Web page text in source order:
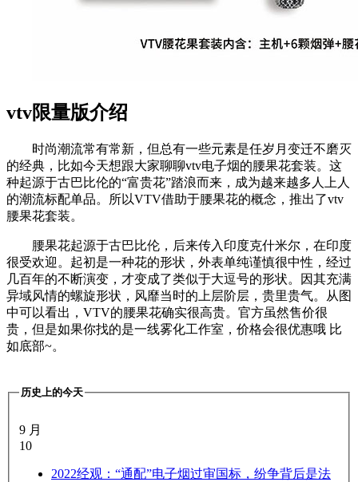
vtv限量版介绍
时尚潮流常有常新，但总有一些元素是任岁月变迁不磨灭
的经典，比如今天想跟大家聊聊vtv电子烟的腰果花套装。这
种起源于古巴比伦的“富贵花”踏浪而来，成为越来越多人上人
的潮流标配单品。所以VTV借助于腰果花的概念，推出了vtv
腰果花套装。
腰果花起源于古巴比伦，后来传入印度克什米尔，在印度
很受欢迎。起初是一种花的形状，外表单纯谨慎很中性，经过
几百年的不断演变，才变成了类似于大逗号的形状。因其充满
异域风情的螺旋形状，风靡当时的上层阶层，贵里贵气。从图
中可以看出，VTV的腰果花确实很高贵。官方虽然售价很
贵，但是如果你找的是一线雾化工作室，价格会很优惠哦 比
如底部~。
历史上的今天
9 月
10
2022经观：“通配”电子烟过审国标，纷争背后是法